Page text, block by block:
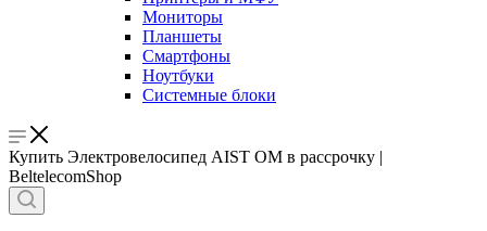
Мониторы
Планшеты
Смартфоны
Ноутбуки
Системные блоки
Купить Электровелосипед AIST OM в рассрочку |
BeltelecomShop